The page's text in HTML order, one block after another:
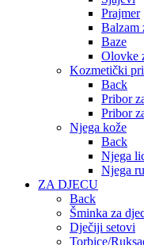
Prajmer
Balzam
Baze
Olovke
Kozmetički
Back
Pribor
Pribor
Njega kože
Back
Njega
Njega
ZA DJECU
Back
Šminka za
Dječiji setovi
Torbice/